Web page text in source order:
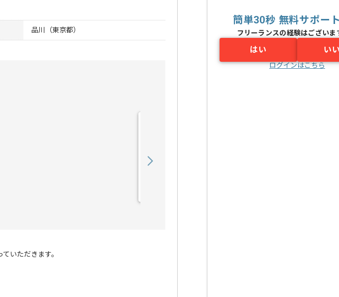
品川（東京都）
いただきます。
簡単30秒 無料サポー
フリーランスの経験はございま
はい い
ログインはこちら